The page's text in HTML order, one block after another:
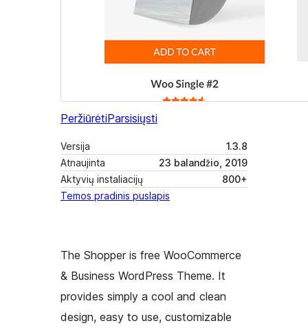
PeržiūrėtiParsisiųsti
Versija
1.3.8
Atnaujinta
23 balandžio, 2019
Aktyvių instaliacijų
800+
Temos pradinis puslapis
The Shopper is free WooCommerce
& Business WordPress Theme. It
provides simply a cool and clean
design, easy to use, customizable